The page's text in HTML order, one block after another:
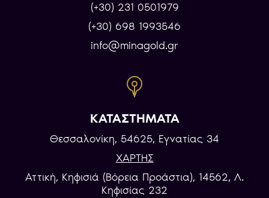
(+30) 231 0501979
(+30) 698 1993546
info@minagold.gr
ΚΑΤΑΣΤΗΜΑΤΑ
Θεσσαλονίκη, 54625, Εγνατίας 34
ΧΑΡΤΗΣ
Αττική, Κηφισιά (Βόρεια Προάστια), 14562, Λ.
Κηφισίας 232